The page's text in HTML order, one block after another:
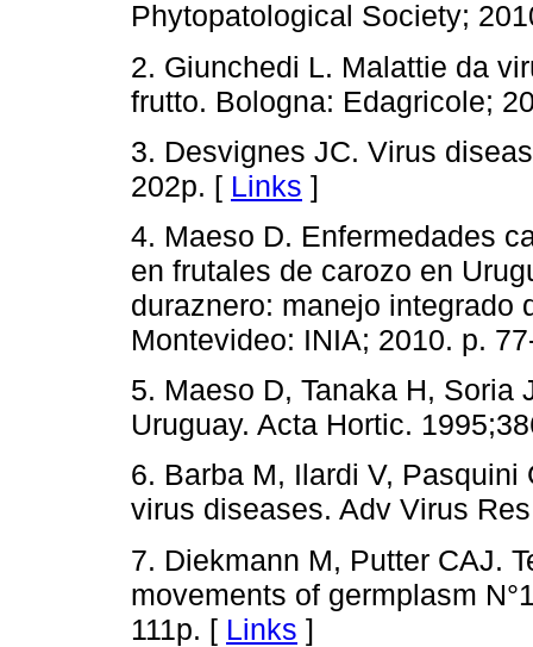
Phytopatological Society;
2. Giunchedi L. Malattie da
frutto. Bologna: Edagricole;
3. Desvignes JC. Virus
202p. [ Links ]
4. Maeso D. Enfermedades
en frutales de carozo en
duraznero: manejo integrado
Montevideo: INIA; 2010. p.
5. Maeso D, Tanaka H, Soria
Uruguay. Acta Hortic.
6. Barba M, Ilardi V,
virus diseases. Adv Virus
7. Diekmann M, Putter CAJ.
movements of germplasm
111p. [ Links ]